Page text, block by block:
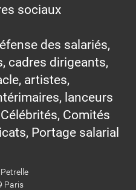
sociaux
des salariés,
cadres dirigeants,
artistes,
lanceurs
Comités
Portage salarial
Paris